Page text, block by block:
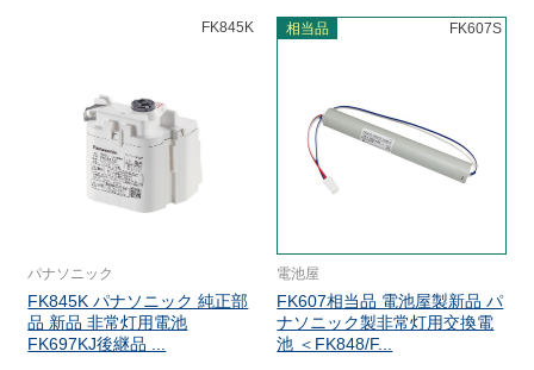
FK845K
パナソニック
FK845K パナソニック 純正部
品 新品 非常灯用電池
FK697KJ後継品 ...
相当品 FK607S
電池屋
FK607相当品 電池屋製新品 パ
ナソニック製非常灯用交換電
池 ＜FK848/F...